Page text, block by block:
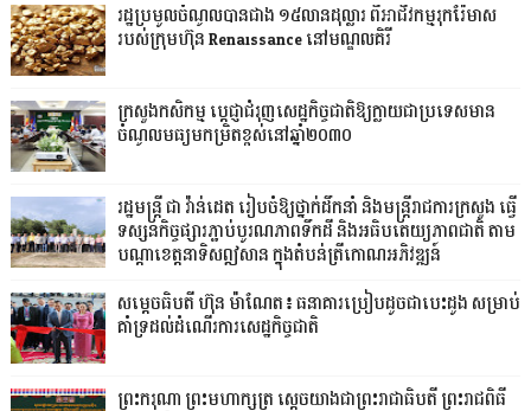
រដ្ឋប្រមូលចំណូលបានជាង ១៥លានដុល្លារ ពីអាជីវកម្មរុករ៉ែមាស
របស់ក្រុមហ៊ុន Renaissance នៅមណ្ឌលគិរី
ក្រសួងកសិកម្ម ប្តេជ្ញាជំរុញសេដ្ឋកិច្ចជាតិឱ្យក្លាយជាប្រទេសមាន
ចំណូលមធ្យមកម្រិតខ្ពស់​នៅឆ្នាំ២០៣០
រដ្ឋមន្ត្រី ជា វ៉ាន់ដេត រៀបចំឱ្យថ្នាក់ដឹកនាំ និងមន្ត្រីរាជការក្រសួង ធ្វើ
ទស្សនកិច្ចផ្សារភ្ជាប់បូរណភាពទឹកដី និងអធិបតេយ្យភាពជាតិ តាម
បណ្តាខេត្តនាទិសឦសាន ក្នុងតំបន់ត្រីកោណអភិវឌ្ឍន៍
សម្តេចធិបតី ហ៊ុន ម៉ាណែត៖ ធនាគារប្រៀបដូចជាបេះដូង សម្រាប់
គាំទ្រដល់ដំណើរការសេដ្ឋកិច្ចជាតិ
ព្រះករុណា ព្រះមហាក្សត្រ ស្តេចយាងជាព្រះរាជាធិបតី ព្រះរាជពិធី